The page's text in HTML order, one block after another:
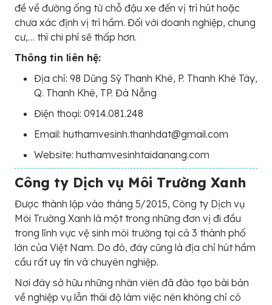
đề về đường ống từ chỗ đậu xe đến vị trí hút hoặc
chưa xác định vị trí hầm. Đối với doanh nghiệp, chung
cư,… thì chi phí sẽ thấp hơn.
Thông tin liên hệ:
Địa chỉ: 98 Dũng Sỹ Thanh Khê, P. Thanh Khê Tây,
Q. Thanh Khê, TP. Đà Nẵng
Điện thoại: 0914.081.248
Email: huthamvesinh.thanhdat@gmail.com
Website: huthamvesinhtaidanang.com
Công ty Dịch vụ Môi Trường Xanh
Được thành lập vào tháng 5/2015, Công ty Dịch vụ
Môi Trường Xanh là một trong những đơn vị đi đầu
trong lĩnh vực vệ sinh môi trường tại cả 3 thành phố
lớn của Việt Nam. Do đó, đây cũng là địa chỉ hút hầm
cầu rất uy tín và chuyên nghiệp.
Nơi đây sở hữu những nhân viên đã đào tạo bài bản
về nghiệp vụ lẫn thái độ làm việc nên không chỉ có